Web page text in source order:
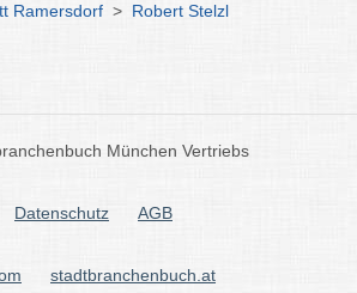
Ramersdorf > Robert Stelzl
München Vertriebs
Datenschutz
AGB
stadtbranchenbuch.at